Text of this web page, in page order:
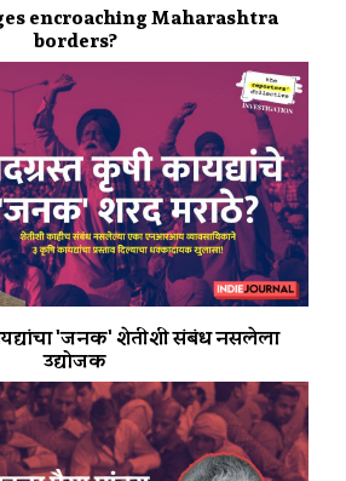
encroaching Maharashtra
borders?
'जनक' शेतीशी संबंध नसलेला
उद्योजक